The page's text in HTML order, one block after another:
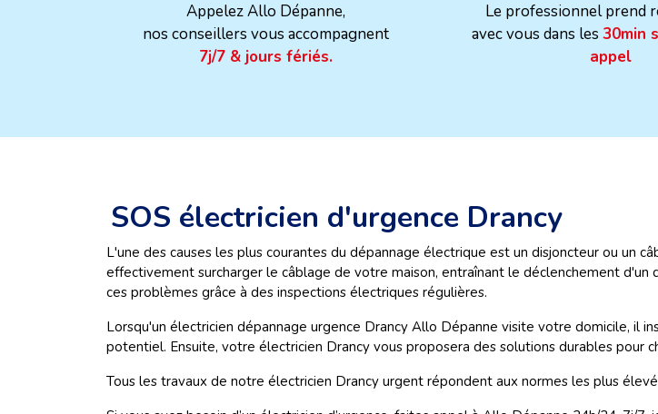
Appelez Allo Dépanne,
nos conseillers vous accompagnent
7j/7 & jours fériés.
Le professionnel prend
avec vous dans les 30min
appel
SOS électricien d'urgence Drancy
L'une des causes les plus courantes du dépannage électrique est un disjoncteur ou un
effectivement surcharger le câblage de votre maison, entraînant le déclenchement
ces problèmes grâce à des inspections électriques régulières.
Lorsqu'un électricien dépannage urgence Drancy Allo Dépanne visite votre domicile,
potentiel. Ensuite, votre électricien Drancy vous proposera des solutions durables pour
Tous les travaux de notre électricien Drancy urgent répondent aux normes les plus